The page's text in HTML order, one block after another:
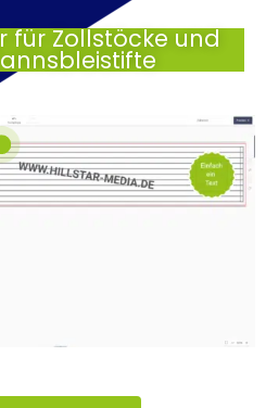
für Zollstöcke und